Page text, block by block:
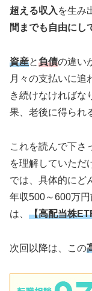
超える収入 を生み
間までも自由にし
資産と負債の違い
月々の支払いに追
き続けなければな
果、老後に得られ
これを読んで下さ
を理解していただ
では、具体的にど
年収500～600万
は、 【高配当株
次回以降は、この